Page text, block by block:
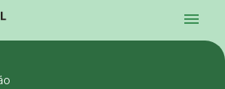
menu